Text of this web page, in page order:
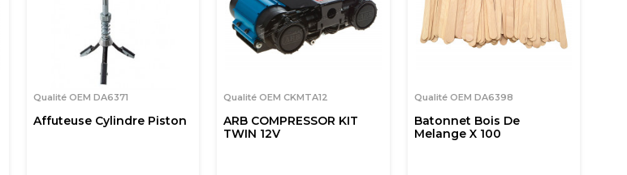
Qualité OEM DA6371
Affuteuse Cylindre Piston
Qualité OEM CKMTA12
ARB COMPRESSOR KIT
TWIN 12V
Qualité OEM DA6398
Batonnet Bois De
Melange X 100